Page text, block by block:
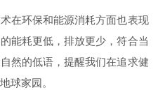
环保和能源消耗方面也表现
能耗更低，排放更少，符合当
然的低语，提醒我们在追求健
球家园。